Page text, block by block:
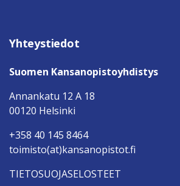
Yhteystiedot
Suomen Kansanopistoyhdistys
Annankatu 12 A 18
00120 Helsinki
+358 40 145 8464
toimisto(at)kansanopistot.fi
TIETOSUOJASELOSTEET